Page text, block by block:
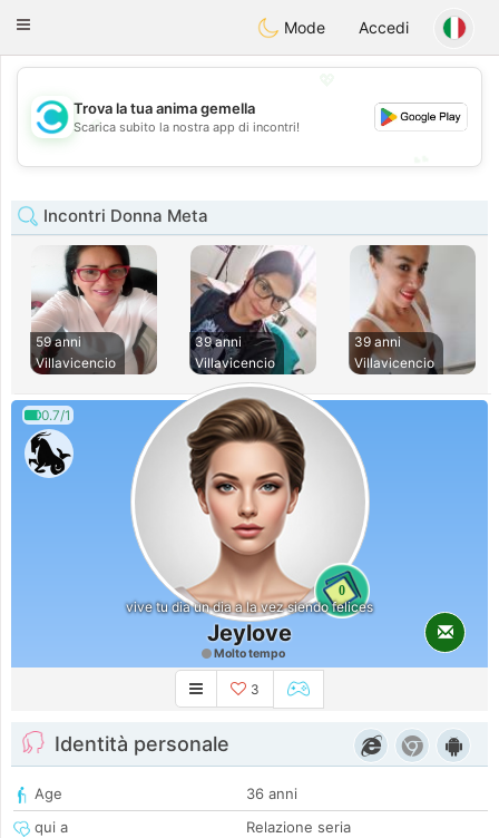
olombiaCitas
Toggle
Mode Accedi
💖
💕
Trova la tua anima gemella
Scarica subito la nostra app di incontri!
Incontri Donna Meta
59 anni
Villavicencio
39 anni
Villavicencio
39 anni
Villavicencio
0.7/1
0
vive tu dia un dia a la vez siendo felices
Jeylove
Molto tempo
3
Identità personale
Age
36 anni
qui a
Relazione seria